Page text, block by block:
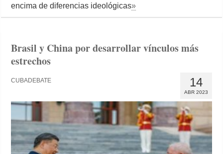
encima de diferencias ideológicas»
Brasil y China por desarrollar vínculos más
estrechos
14
ABR 2023
CUBADEBATE